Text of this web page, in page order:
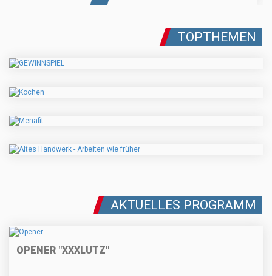
TOPTHEMEN
AKTUELLES PROGRAMM
OPENER "XXXLUTZ"